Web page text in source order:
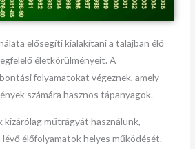
elősegíti kialakítani a talajban élő
életkörülményeit. A
folyamatokat végeznek, amely
számára hasznos tápanyagok.
kizárólag műtrágyát használunk,
élőfolyamatok helyes működését.